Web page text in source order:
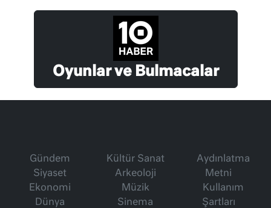
Oyunlar ve Bulmacalar
Gündem
Siyaset
Ekonomi
Dünya
Kültür Sanat
Arkeoloji
Müzik
Sinema
Aydınlatma
Metni
Kullanım
Şartları